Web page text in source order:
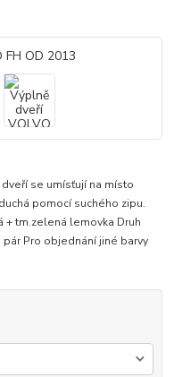
se umísťují na místo
pomocí suchého zipu.
+ tm.zelená lemovka Druh
pár Pro objednání jiné barvy